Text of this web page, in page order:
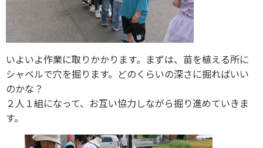
いよいよ作業に取りかかります。まずは、苗を植える所に
シャベルで穴を掘ります。どのくらいの深さに掘ればいい
のかな？
２人１組になって、お互い協力しながら掘り進めていきま
す。